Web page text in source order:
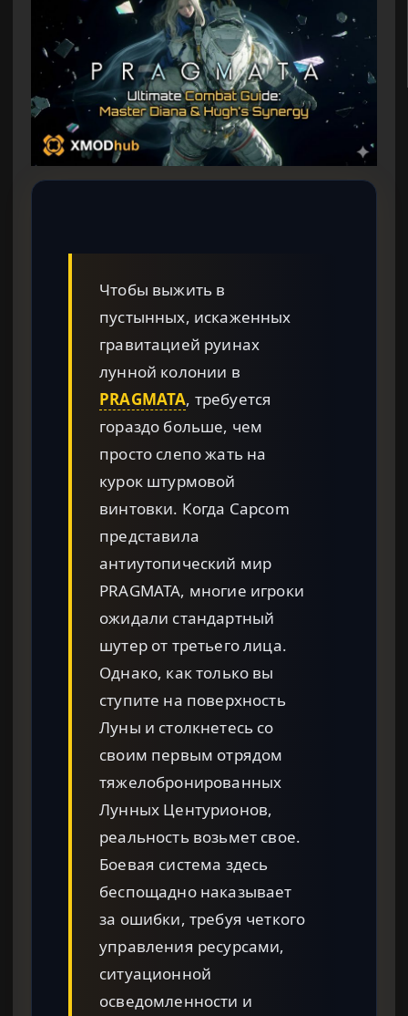
Чтобы выжить в
пустынных, искаженных
гравитацией руинах
лунной колонии в
PRAGMATA, требуется
гораздо больше, чем
просто слепо жать на
курок штурмовой
винтовки. Когда Capcom
представила
антиутопический мир
PRAGMATA, многие игроки
ожидали стандартный
шутер от третьего лица.
Однако, как только вы
ступите на поверхность
Луны и столкнетесь со
своим первым отрядом
тяжелобронированных
Лунных Центурионов,
реальность возьмет свое.
Боевая система здесь
беспощадно наказывает
за ошибки, требуя четкого
управления ресурсами,
ситуационной
осведомленности и